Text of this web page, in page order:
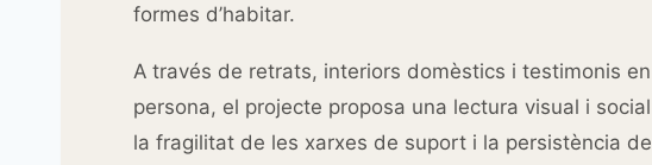
formes d’habitar.
A través de retrats, interiors domèstics i testimonis
persona, el projecte proposa una lectura visual i
la fragilitat de les xarxes de suport i la persistència